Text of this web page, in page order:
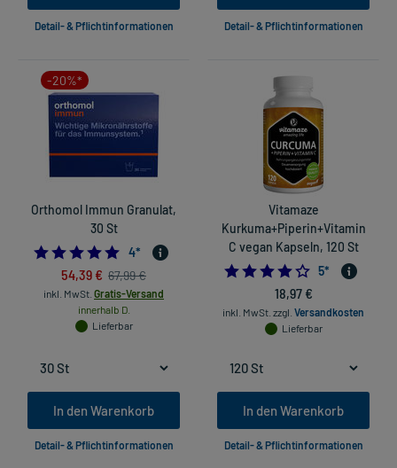
Detail- & Pflichtinformationen Detail- & Pflichtinformationen
-20%*
Orthomol Immun Granulat,
30 St
4.75
4*
54,39 € 67,99 €
inkl. MwSt. Gratis-Versand
innerhalb D.
Lieferbar
In den Warenkorb
Detail- & Pflichtinformationen
Vitamaze
Kurkuma+Piperin+Vitamin
C vegan Kapseln, 120 St
4.2
5*
18,97 €
inkl. MwSt. zzgl. Versandkosten
Lieferbar
In den Warenkorb
Detail- & Pflichtinformationen